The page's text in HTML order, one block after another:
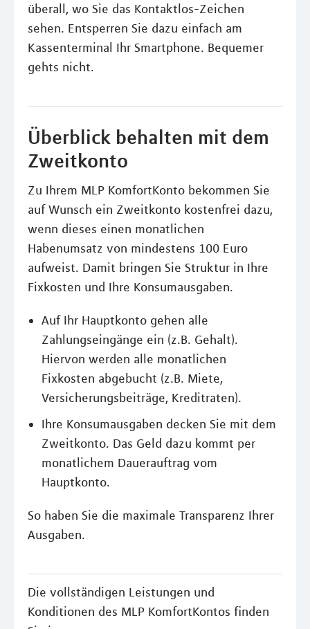
überall, wo Sie das Kontaktlos-Zeichen
sehen. Entsperren Sie dazu einfach am
Kassenterminal Ihr Smartphone. Bequemer
gehts nicht.
Überblick behalten mit dem
Zweitkonto
Zu Ihrem MLP KomfortKonto bekommen Sie
auf Wunsch ein Zweitkonto kostenfrei dazu,
wenn dieses einen monatlichen
Habenumsatz von mindestens 100 Euro
aufweist. Damit bringen Sie Struktur in Ihre
Fixkosten und Ihre Konsumausgaben.
Auf Ihr Hauptkonto gehen alle
Zahlungseingänge ein (z.B. Gehalt).
Hiervon werden alle monatlichen
Fixkosten abgebucht (z.B. Miete,
Versicherungsbeiträge, Kreditraten).
Ihre Konsumausgaben decken Sie mit dem
Zweitkonto. Das Geld dazu kommt per
monatlichem Dauerauftrag vom
Hauptkonto.
So haben Sie die maximale Transparenz Ihrer
Ausgaben.
Die vollständigen Leistungen und
Konditionen des MLP KomfortKontos finden